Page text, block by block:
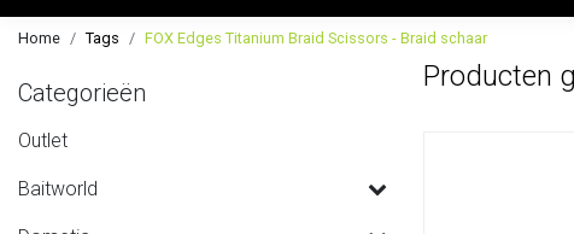
Home Tags FOX Edges Titanium Braid Scissors - Braid schaar
Categorieën
Outlet
Baitworld
Producten